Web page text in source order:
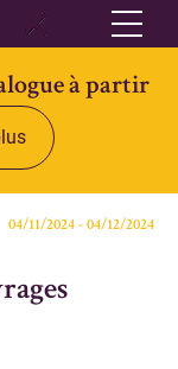
à partir
04/11/2024 - 04/12/2024